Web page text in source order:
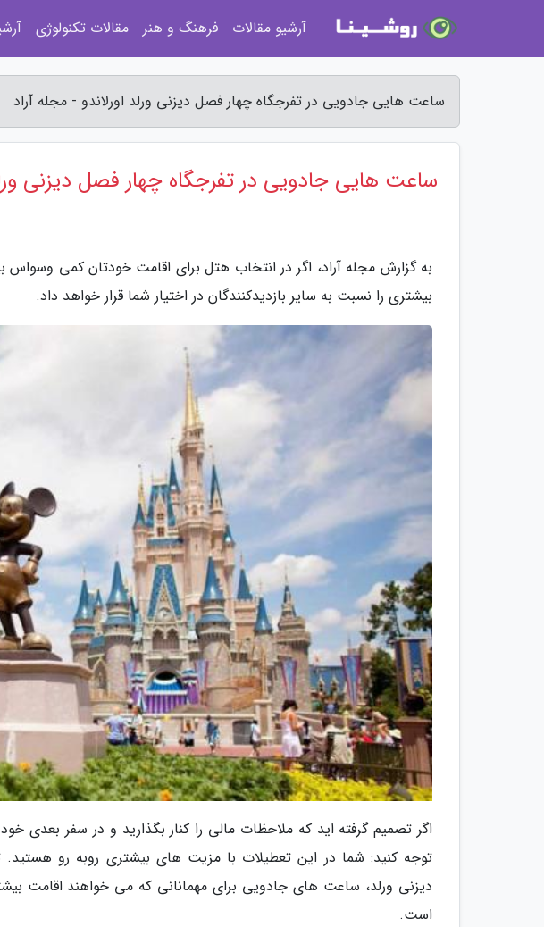
ساعت هایی جادویی در تفرجگاه چهار فصل دیزنی ورلد اورلاندو - مجله آراد
ساعت هایی جادویی در تفرجگاه چهار فصل دیزنی
به گزارش مجله آراد، اگر در انتخاب هتل برای اقامت خودتان کمی وسواس
بیشتری را نسبت به سایر بازدیدکنندگان در اختیار شما قرار خواهد داد.
اگر تصمیم گرفته اید که ملاحظات مالی را کنار بگذارید و در سفر بعدی
توجه کنید: شما در این تعطیلات با مزیت های بیشتری روبه رو هستید.
دیزنی ورلد، ساعت های جادویی برای مهمانانی که می خواهند اقامت
است.
آرشیو مقالات فرهنگ و هنر مقالات تکنولوژی